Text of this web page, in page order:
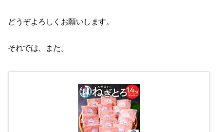
どうぞよろしくお願いします。
それでは、また。